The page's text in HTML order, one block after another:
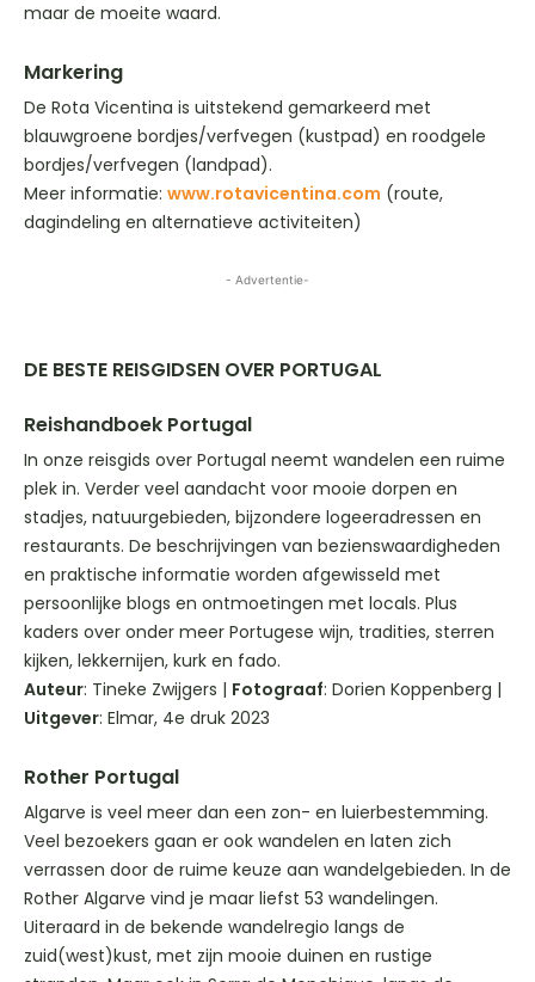
maar de moeite waard.
Markering
De Rota Vicentina is uitstekend gemarkeerd met
blauwgroene bordjes/verfvegen (kustpad) en roodgele
bordjes/verfvegen (landpad).
Meer informatie: www.rotavicentina.com (route,
dagindeling en alternatieve activiteiten)
- Advertentie-
DE BESTE REISGIDSEN OVER PORTUGAL
Reishandboek Portugal
In onze reisgids over Portugal neemt wandelen een ruime
plek in. Verder veel aandacht voor mooie dorpen en
stadjes, natuurgebieden, bijzondere logeeradressen en
restaurants. De beschrijvingen van bezienswaardigheden
en praktische informatie worden afgewisseld met
persoonlijke blogs en ontmoetingen met locals. Plus
kaders over onder meer Portugese wijn, tradities, sterren
kijken, lekkernijen, kurk en fado.
Auteur: Tineke Zwijgers | Fotograaf: Dorien Koppenberg |
Uitgever: Elmar, 4e druk 2023
Rother Portugal
Algarve is veel meer dan een zon- en luierbestemming.
Veel bezoekers gaan er ook wandelen en laten zich
verrassen door de ruime keuze aan wandelgebieden. In de
Rother Algarve vind je maar liefst 53 wandelingen.
Uiteraard in de bekende wandelregio langs de
zuid(west)kust, met zijn mooie duinen en rustige